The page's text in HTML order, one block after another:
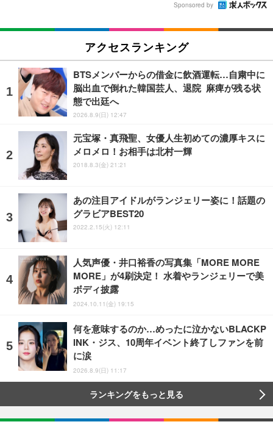
Sponsored by
アクセスランキング
BTSメンバーからの借金に飲酒運転…自粛中に
脳出血で倒れた韓国芸人、退院 麻痺が残る状
態で出廷へ
2026.8.9(日) 12:47
元宝塚・真飛聖、女優人生初めての濃厚キスに
メロメロ！お相手は北村一輝
2018.8.3(金) 21:21
あの注目アイドルがランジェリー姿に！話題の
グラビアBEST20
2022.2.15(火) 12:11
人気声優・井口裕香の写真集「MORE MORE
MORE」が4刷決定！ 水着やランジェリーで美
ボディ披露
2024.10.11(金) 19:15
何を意味するのか…めったに泣かないBLACKP
INK・ジス、10周年イベント終了しファンを前
に涙
2026.8.9(日) 11:17
ランキングをもっと見る